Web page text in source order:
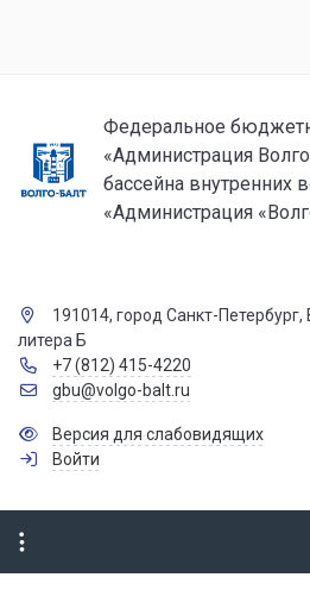
Федеральное
«Администрация
бассейна внутренних
«Администрация
191014, город Санкт-
литера Б
+7 (812) 415-4220
gbu@volgo-balt.ru
Версия для слабовидящих
Войти